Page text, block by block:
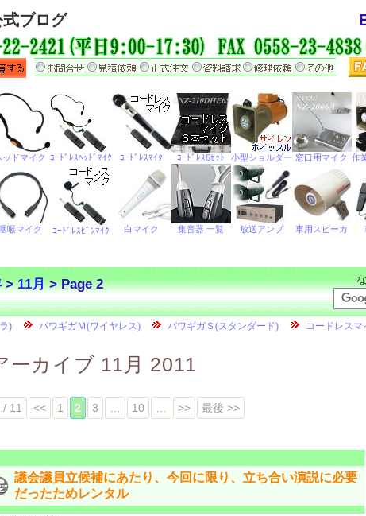
ブログ
>11月> Page 2
ーカイブ 11月 2011
/ 11 << 1 2 3 10 >> 最後 >>
議会議員立候補にあたり、今回に限り、立ち合い演説に必要
だったためレンタル